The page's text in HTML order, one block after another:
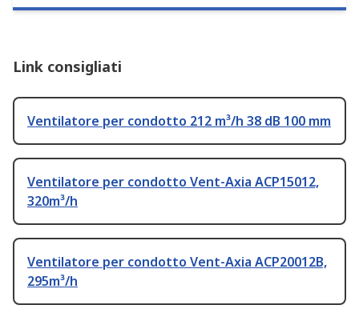
Link consigliati
Ventilatore per condotto 212 m³/h 38 dB 100 mm
Ventilatore per condotto Vent-Axia ACP15012,
320m³/h
Ventilatore per condotto Vent-Axia ACP20012B,
295m³/h